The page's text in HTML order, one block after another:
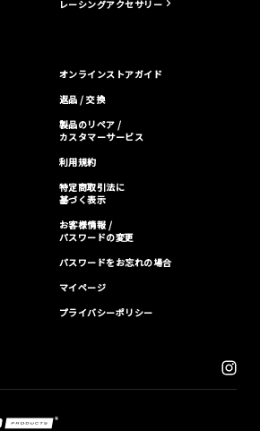
レーシングアクセサリー
オンラインストアガイド
返品 / 交換
製品のリペア /
カスタマーサービス
利用規約
特定商取引法に
基づく表示
お客様情報 /
パスワードの変更
パスワードをお忘れの場合
マイページ
プライバシーポリシー